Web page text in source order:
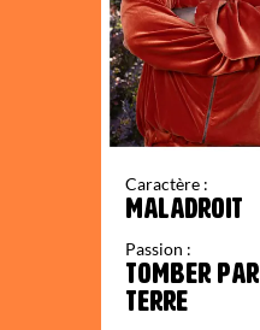
Caractère :
MALADROIT
Passion :
TOMBER PAR
TERRE